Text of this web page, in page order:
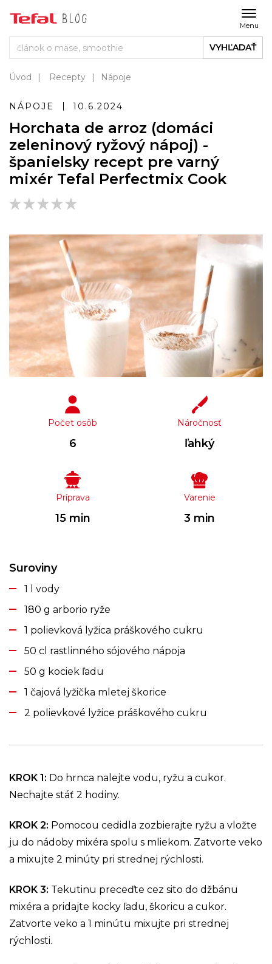
Menu
VYHĽADAŤ
Úvod Recepty Nápoje
NÁPOJE 10.6.2024
Horchata de arroz (domáci
zeleninový ryžový nápoj) -
španielsky recept pre varný
mixér Tefal Perfectmix Cook
Počet osôb
6
Náročnosť
ľahký
Príprava
15 min
Varenie
3 min
Suroviny
1 l vody
180 g arborio ryže
1 polievková lyžica práškového cukru
50 cl rastlinného sójového nápoja
50 g kociek ľadu
1 čajová lyžička mletej škorice
2 polievkové lyžice práškového cukru
KROK 1: Do hrnca nalejte vodu, ryžu a cukor.
Nechajte stáť 2 hodiny.
KROK 2: Pomocou cedidla zozbierajte ryžu a vložte
ju do nádoby mixéra spolu s mliekom. Zatvorte veko
a mixujte 2 minúty pri strednej rýchlosti.
KROK 3: Tekutinu preceďte cez sito do džbánu
mixéra a pridajte kocky ľadu, škoricu a cukor.
Zatvorte veko a 1 minútu mixujte pri strednej
rýchlosti.